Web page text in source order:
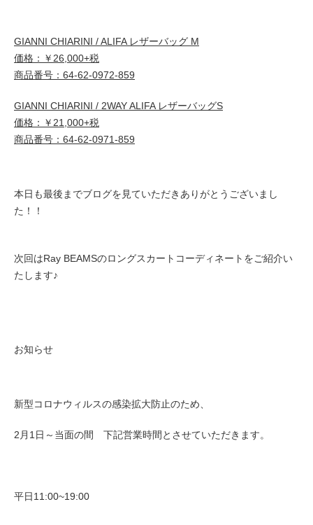
GIANNI CHIARINI / ALIFA レザーバッグ M
価格：￥26,000+税
商品番号：64-62-0972-859
GIANNI CHIARINI / 2WAY ALIFA レザーバッグS
価格：￥21,000+税
商品番号：64-62-0971-859
本日も最後までブログを見ていただきありがとうございまし
た！！
次回はRay BEAMSのロングスカートコーディネートをご紹介い
たします♪
お知らせ
新型コロナウィルスの感染拡大防止のため、
2月1日～当面の間 下記営業時間とさせていただきます。
平日11:00~19:00